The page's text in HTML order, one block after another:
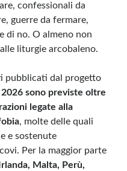
confessionali da
guerre da fermare,
di no. O almeno non
liturgie arcobaleno.
pubblicati dal progetto
sono previste oltre
legate alla
, molte delle quali
e sostenute
Per la maggior parte
Malta, Perù,